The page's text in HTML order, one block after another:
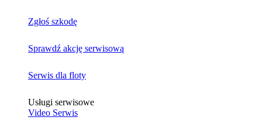
Zgłoś szkodę
Sprawdź akcję serwisową
Serwis dla floty
Usługi serwisowe
Video Serwis